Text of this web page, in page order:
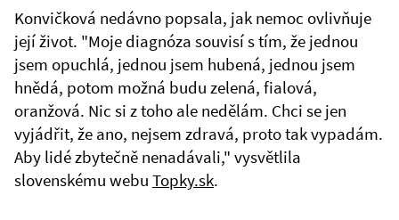
Konvičková nedávno popsala, jak nemoc ovlivňuje
její život. "Moje diagnóza souvisí s tím, že jednou
jsem opuchlá, jednou jsem hubená, jednou jsem
hnědá, potom možná budu zelená, fialová,
oranžová. Nic si z toho ale nedělám. Chci se jen
vyjádřit, že ano, nejsem zdravá, proto tak vypadám.
Aby lidé zbytečně nenadávali," vysvětlila
slovenskému webu Topky.sk.